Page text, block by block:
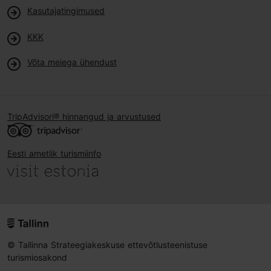
Kasutajatingimused
KKK
Võta meiega ühendust
TripAdvisori® hinnangud ja arvustused
Eesti ametlik turismiinfo
© Tallinna Strateegiakeskuse ettevõtlusteenistuse
turismiosakond